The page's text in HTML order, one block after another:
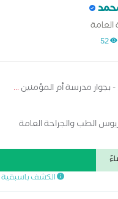
العامة
52
- بجوار مدرسة أم المؤمنين...
الطب والجراحة العامة
الكشف باسبقية